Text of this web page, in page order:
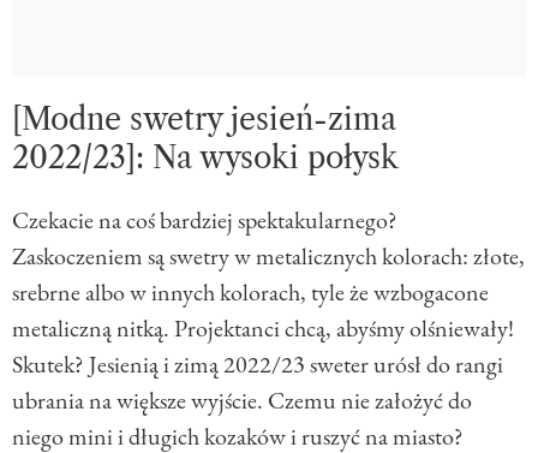
[Modne swetry jesień-zima
2022/23]: Na wysoki połysk
Czekacie na coś bardziej spektakularnego?
Zaskoczeniem są swetry w metalicznych kolorach: złote,
srebrne albo w innych kolorach, tyle że wzbogacone
metaliczną nitką. Projektanci chcą, abyśmy olśniewały!
Skutek? Jesienią i zimą 2022/23 sweter urósł do rangi
ubrania na większe wyjście. Czemu nie założyć do
niego mini i długich kozaków i ruszyć na miasto?